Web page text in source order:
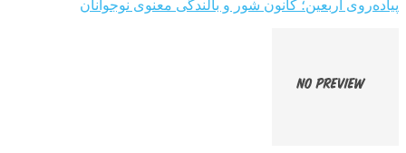
پیاده‌روی اربعین؛ کانون شور و بالندگی معنوی نوجوانان